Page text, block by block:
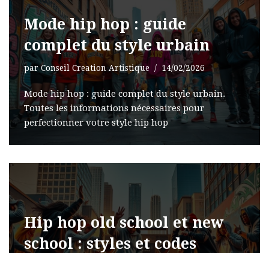
Mode hip hop : guide
complet du style urbain
parConseil Creation Artistique 14/02/2026
Mode hip hop : guide complet du style urbain.
Toutes les informations nécessaires pour
perfectionner votre style hip hop
Hip hop old school et new
school : styles et codes